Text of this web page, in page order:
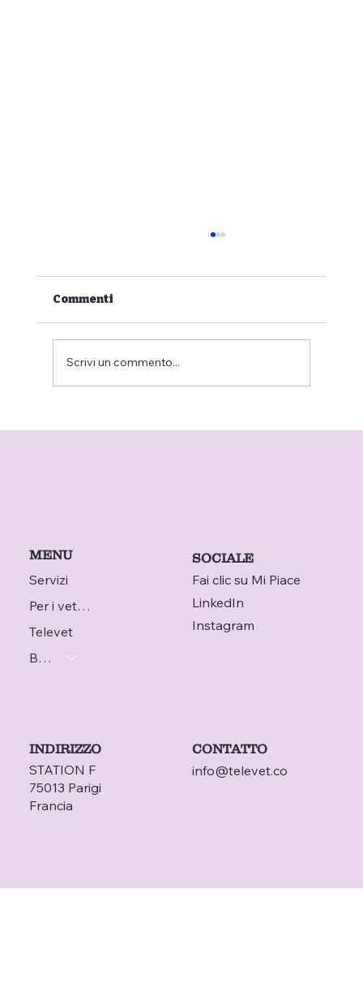
Commenti
Scrivi un commento...
MENU
Servizi
Per i veterinari
Televet
Blog
CONTATTO
info@televet.co
INDIRIZZO
STATION F
75013 Parigi
Francia
SOCIALE
Fai clic su Mi Piace
LinkedIn
Instagram